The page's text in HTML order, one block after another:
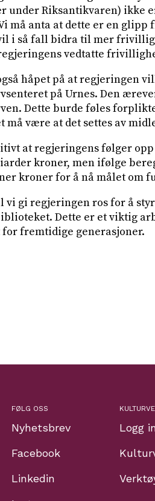
under Riksantikvaren) ikke
må anta at dette er en glipp
vil i så fall bidra til mer
vedtatte
håpet på at regjeringen
på Urnes. Den
Dette burde føles
må være at det settes av
at regjeringens følger
kroner, men ifølge
kroner for å nå målet om
vi gi regjeringen ros for å
Dette er et viktig
fremtidige generasjoner.
FØLG OSS
Nyhetsbrev
Facebook
Linkedin
Logg